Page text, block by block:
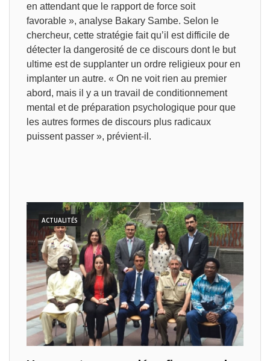
en attendant que le rapport de force soit
favorable », analyse Bakary Sambe. Selon le
chercheur, cette stratégie fait qu’il est difficile de
détecter la dangerosité de ce discours dont le but
ultime est de supplanter un ordre religieux pour en
implanter un autre. « On ne voit rien au premier
abord, mais il y a un travail de conditionnement
mental et de préparation psychologique pour que
les autres formes de discours plus radicaux
puissent passer », prévient-il.
ACTUALITÉS